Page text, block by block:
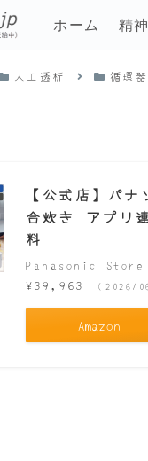
ホーム 精
人工透析 循環
【公式店】パ
合炊き アプリ
料
Panasonic Store
¥39,963 （2026/
Amazon